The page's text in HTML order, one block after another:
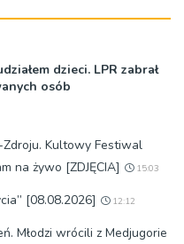
dzieci. LPR zabrał
osób
Zdroju. Kultowy Festiwal
na żywo [ZDJĘCIA]
15:03
[08.08.2026] 12:12
Młodzi wrócili z Medjugorie